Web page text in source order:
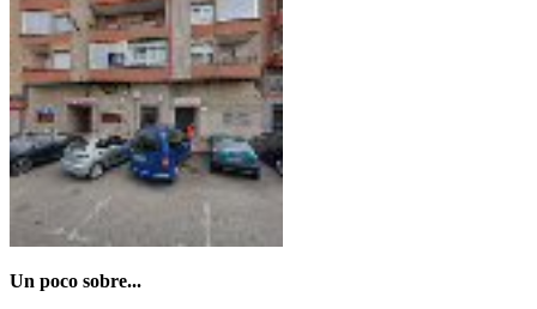
Un poco sobre...